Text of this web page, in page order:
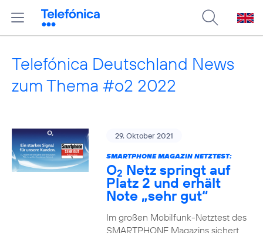
Telefónica Deutschland News
zum Thema #o2 2022
29. Oktober 2021
SMARTPHONE MAGAZIN NETZTEST:
O2 Netz springt auf
Platz 2 und erhält
Note „sehr gut“
Im großen Mobilfunk-Netztest des
SMARTPHONE Magazins sichert